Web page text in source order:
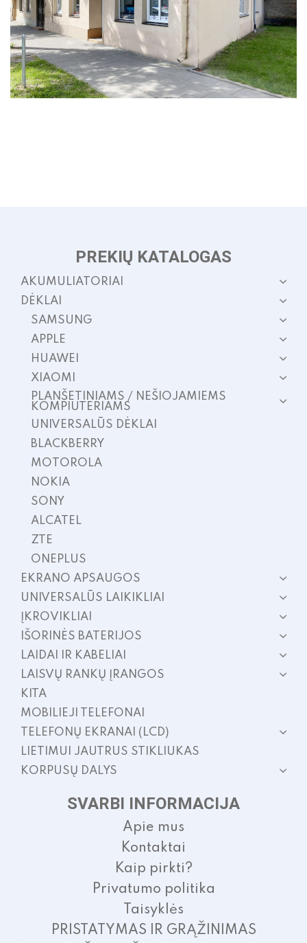
PREKIŲ KATALOGAS
AKUMULIATORIAI
DĖKLAI
SAMSUNG
APPLE
HUAWEI
XIAOMI
PLANŠETINIAMS / NEŠIOJAMIEMS
KOMPIUTERIAMS
UNIVERSALŪS DĖKLAI
BLACKBERRY
MOTOROLA
NOKIA
SONY
ALCATEL
ZTE
ONEPLUS
EKRANO APSAUGOS
UNIVERSALŪS LAIKIKLIAI
ĮKROVIKLIAI
IŠORINĖS BATERIJOS
LAIDAI IR KABELIAI
LAISVŲ RANKŲ ĮRANGOS
KITA
MOBILIEJI TELEFONAI
TELEFONŲ EKRANAI (LCD)
LIETIMUI JAUTRUS STIKLIUKAS
KORPUSŲ DALYS
SVARBI INFORMACIJA
Apie mus
Kontaktai
Kaip pirkti?
Privatumo politika
Taisyklės
PRISTATYMAS IR GRĄŽINIMAS